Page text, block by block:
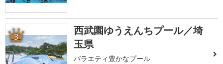
3
西武園ゆうえんちプール／埼
玉県
バラエティ豊かなプール